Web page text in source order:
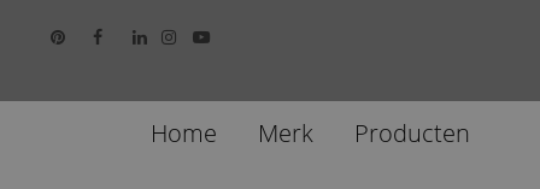
Home Merk Producten